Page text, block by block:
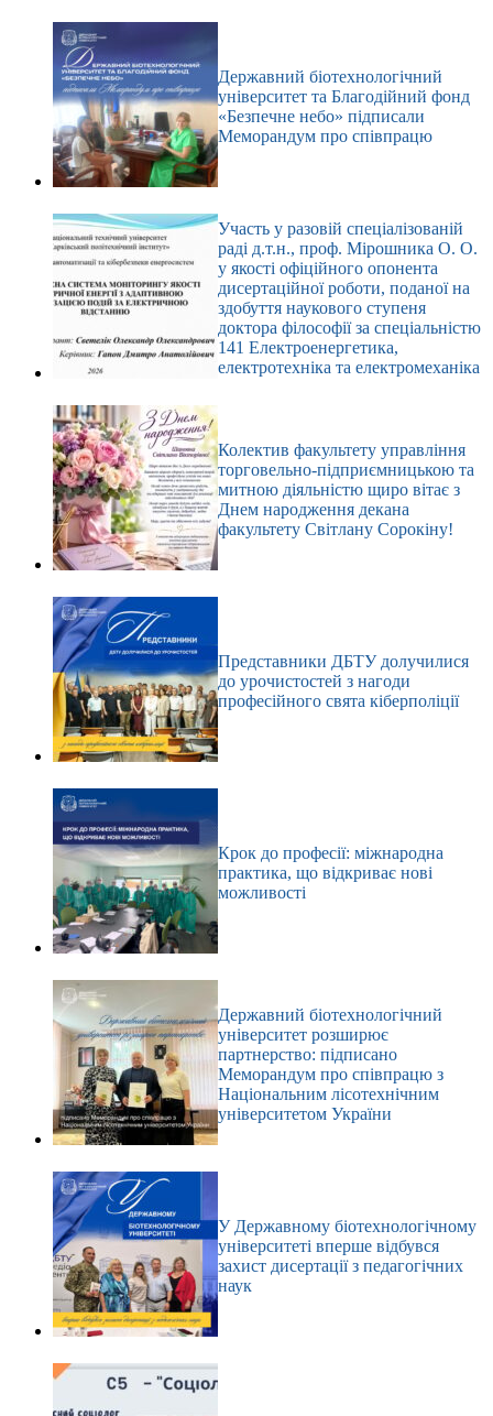
Державний біотехнологічний
університет та Благодійний фонд
«Безпечне небо» підписали
Меморандум про співпрацю
Участь у разовій спеціалізованій
раді д.т.н., проф. Мірошника О. О.
у якості офіційного опонента
дисертаційної роботи, поданої на
здобуття наукового ступеня
доктора філософії за спеціальністю
141 Електроенергетика,
електротехніка та електромеханіка
Колектив факультету управління
торговельно-підприємницькою та
митною діяльністю щиро вітає з
Днем народження декана
факультету Світлану Сорокіну!
Представники ДБТУ долучилися
до урочистостей з нагоди
професійного свята кіберполіції
Крок до професії: міжнародна
практика, що відкриває нові
можливості
Державний біотехнологічний
університет розширює
партнерство: підписано
Меморандум про співпрацю з
Національним лісотехнічним
університетом України
У Державному біотехнологічному
університеті вперше відбувся
захист дисертації з педагогічних
наук